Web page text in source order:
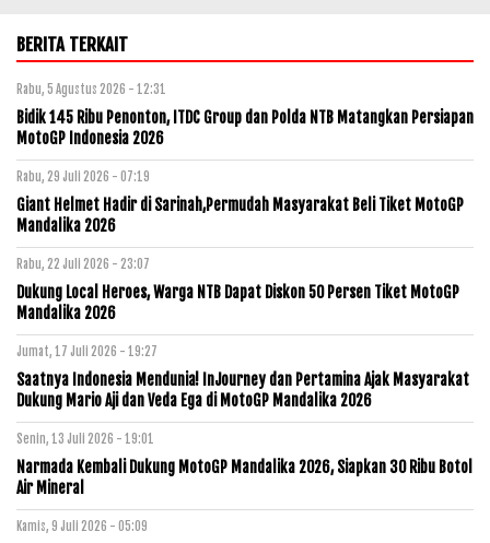
BERITA TERKAIT
Rabu, 5 Agustus 2026 - 12:31
Bidik 145 Ribu Penonton, ITDC Group dan Polda NTB Matangkan Persiapan
MotoGP Indonesia 2026
Rabu, 29 Juli 2026 - 07:19
Giant Helmet Hadir di Sarinah,Permudah Masyarakat Beli Tiket MotoGP
Mandalika 2026
Rabu, 22 Juli 2026 - 23:07
Dukung Local Heroes, Warga NTB Dapat Diskon 50 Persen Tiket MotoGP
Mandalika 2026
Jumat, 17 Juli 2026 - 19:27
Saatnya Indonesia Mendunia! InJourney dan Pertamina Ajak Masyarakat
Dukung Mario Aji dan Veda Ega di MotoGP Mandalika 2026
Senin, 13 Juli 2026 - 19:01
Narmada Kembali Dukung MotoGP Mandalika 2026, Siapkan 30 Ribu Botol
Air Mineral
Kamis, 9 Juli 2026 - 05:09